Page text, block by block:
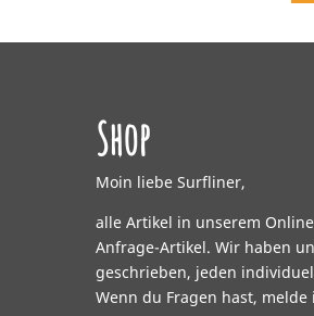
Shop
Moin liebe Surfliner,
alle Artikel in unserem
Anfrage-Artikel. Wir haben
geschrieben, jeden
Wenn du Fragen hast, melde